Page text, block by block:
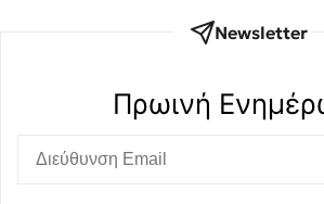
Newsletter
Πρωινή